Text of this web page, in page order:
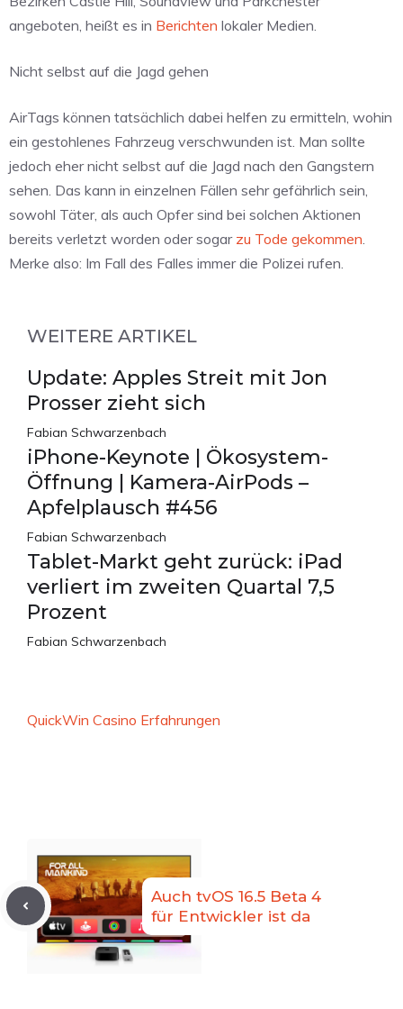
angeboten, heißt es in Berichten lokaler Medien.
Nicht selbst auf die Jagd gehen
AirTags können tatsächlich dabei helfen zu ermitteln, wohin
ein gestohlenes Fahrzeug verschwunden ist. Man sollte
jedoch eher nicht selbst auf die Jagd nach den Gangstern
sehen. Das kann in einzelnen Fällen sehr gefährlich sein,
sowohl Täter, als auch Opfer sind bei solchen Aktionen
bereits verletzt worden oder sogar zu Tode gekommen
Merke also: Im Fall des Falles immer die Polizei rufen.
WEITERE ARTIKEL
Update: Apples Streit mit Jon
Prosser zieht sich
Fabian Schwarzenbach
iPhone-Keynote | Ökosystem-
Öffnung | Kamera-AirPods –
Apfelplausch #456
Fabian Schwarzenbach
Tablet-Markt geht zurück: iPad
verliert im zweiten Quartal 7,5
Prozent
Fabian Schwarzenbach
QuickWin Casino Erfahrungen
Auch tvOS 16.5 Beta 4
für Entwickler ist da